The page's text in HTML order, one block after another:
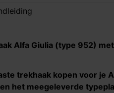
Alfa Giulia (type 952)
trekhaak kopen voor je
het meegeleverde